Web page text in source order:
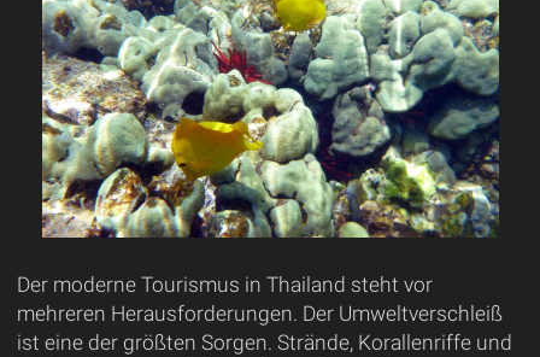
Der moderne Tourismus in Thailand steht vor
mehreren Herausforderungen. Der Umweltverschleiß
ist eine der größten Sorgen. Strände, Korallenriffe und